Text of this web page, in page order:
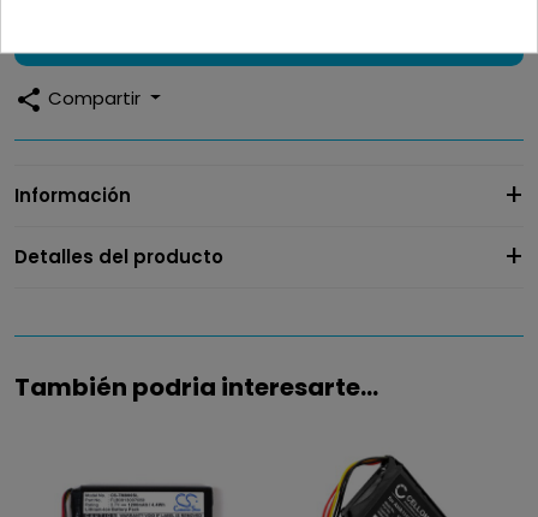
share Compartir
Información
Detalles del producto
También podria interesarte...